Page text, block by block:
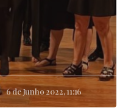
6 de Junho 2022, 11:16